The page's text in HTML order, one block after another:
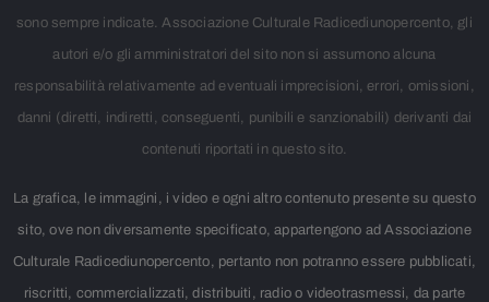
sono sempre indicate. Associazione Culturale Radicediunopercento, gli
autori e/o gli amministratori del sito non si assumono alcuna
responsabilità relativamente ad eventuali imprecisioni, errori, omissioni,
danni (diretti, indiretti, conseguenti, punibili e sanzionabili) derivanti dai
contenuti riportati in questo sito.
La grafica, le immagini, i video e ogni altro contenuto presente su questo
sito, ove non diversamente specificato, appartengono ad Associazione
Culturale Radicediunopercento, pertanto non potranno essere pubblicati,
riscritti, commercializzati, distribuiti, radio o videotrasmessi, da parte